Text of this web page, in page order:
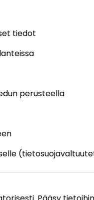
tiedot
perusteella